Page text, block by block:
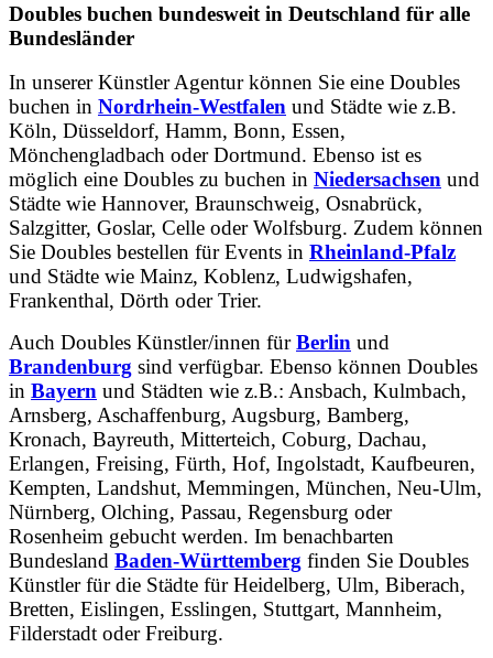
Doubles buchen bundesweit in Deutschland für alle
Bundesländer
In unserer Künstler Agentur können Sie eine Doubles
buchen in Nordrhein-Westfalen und Städte wie z.B.
Köln, Düsseldorf, Hamm, Bonn, Essen,
Mönchengladbach oder Dortmund. Ebenso ist es
möglich eine Doubles zu buchen in Niedersachsen und
Städte wie Hannover, Braunschweig, Osnabrück,
Salzgitter, Goslar, Celle oder Wolfsburg. Zudem können
Sie Doubles bestellen für Events in Rheinland-Pfalz
und Städte wie Mainz, Koblenz, Ludwigshafen,
Frankenthal, Dörth oder Trier.
Auch Doubles Künstler/innen fürBerlin und
Brandenburg sind verfügbar. Ebenso können Doubles
in Bayern und Städten wie z.B.: Ansbach, Kulmbach,
Arnsberg, Aschaffenburg, Augsburg, Bamberg,
Kronach, Bayreuth, Mitterteich, Coburg, Dachau,
Erlangen, Freising, Fürth, Hof, Ingolstadt, Kaufbeuren,
Kempten, Landshut, Memmingen, München, Neu-Ulm,
Nürnberg, Olching, Passau, Regensburg oder
Rosenheim gebucht werden. Im benachbarten
Bundesland Baden-Württemberg finden Sie Doubles
Künstler für die Städte für Heidelberg, Ulm, Biberach,
Bretten, Eislingen, Esslingen, Stuttgart, Mannheim,
Filderstadt oder Freiburg.